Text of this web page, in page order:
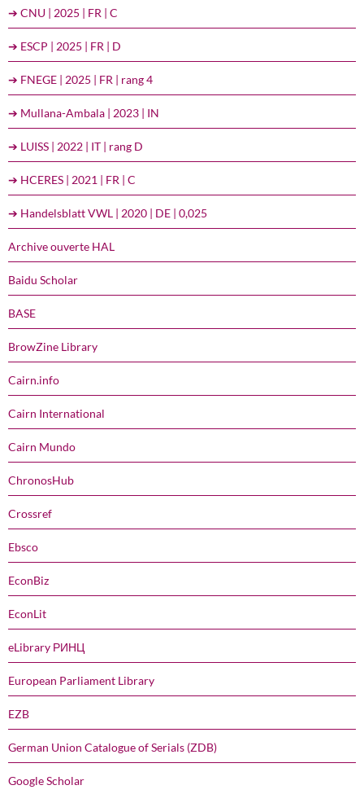
➔ CNU | 2025 | FR | C
➔ ESCP | 2025 | FR | D
➔ FNEGE | 2025 | FR | rang 4
➔ Mullana-Ambala | 2023 | IN
➔ LUISS | 2022 | IT | rang D
➔ HCERES | 2021 | FR | C
➔ Handelsblatt VWL | 2020 | DE | 0,025
Archive ouverte HAL
Baidu Scholar
BASE
BrowZine Library
Cairn.info
Cairn International
Cairn Mundo
ChronosHub
Crossref
Ebsco
EconBiz
EconLit
eLibrary РИНЦ
European Parliament Library
EZB
German Union Catalogue of Serials (ZDB)
Google Scholar